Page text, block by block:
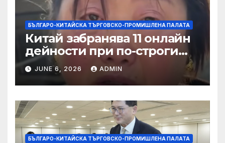
БЪЛГАРО-КИТАЙСКА ТЪРГОВСКО-ПРОМИШЛЕНА ПАЛАТА
Китай забранява 11 онлайн
дейности при по-строги
правила за ограничаване на
слуховете и
кибернасилниците
JUNE 6, 2026 ADMIN
БЪЛГАРО-КИТАЙСКА ТЪРГОВСКО-ПРОМИШЛЕНА ПАЛАТА